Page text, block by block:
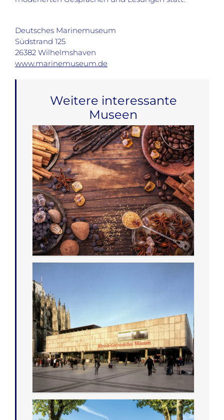
Deutsches Marinemuseum
Südstrand 125
26382 Wilhelmshaven
www.marinemuseum.de
Weitere interessante
Museen